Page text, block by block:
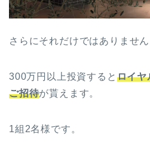
さらにそれだけではありません
300万円以上投資すると ロイヤ
ご招待が貰えます。
1組2名様です。